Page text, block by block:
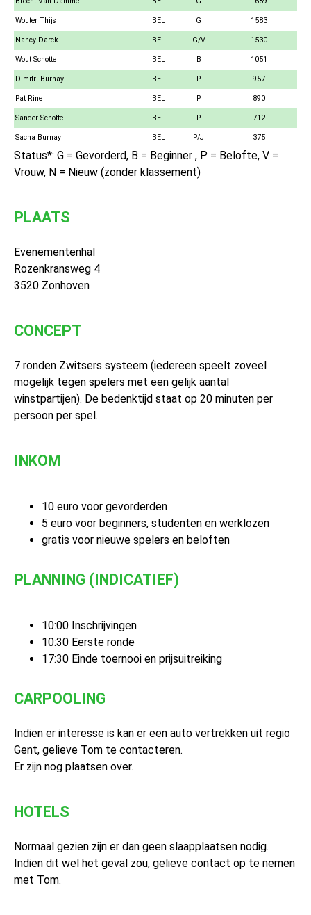
Wouter Thijs BEL G 1583
Nancy Darck BEL G/V 1530
Wout Schotte BEL B 1051
Dimitri Burnay BEL P 957
Pat Rine BEL P 890
Sander Schotte BEL P 712
Sacha Burnay BEL P/J 375
Status*: G = Gevorderd, B = Beginner , P = Belofte, V =
Vrouw, N = Nieuw (zonder klassement)
PLAATS
Evenementenhal
Rozenkransweg 4
3520 Zonhoven
CONCEPT
7 ronden Zwitsers systeem (iedereen speelt zoveel
mogelijk tegen spelers met een gelijk aantal
winstpartijen). De bedenktijd staat op 20 minuten per
persoon per spel.
INKOM
10 euro voor gevorderden
5 euro voor beginners, studenten en werklozen
gratis voor nieuwe spelers en beloften
PLANNING (INDICATIEF)
10:00 Inschrijvingen
10:30 Eerste ronde
17:30 Einde toernooi en prijsuitreiking
CARPOOLING
Indien er interesse is kan er een auto vertrekken uit regio
Gent, gelieve Tom te contacteren.
Er zijn nog plaatsen over.
HOTELS
Normaal gezien zijn er dan geen slaapplaatsen nodig.
Indien dit wel het geval zou, gelieve contact op te nemen
met Tom.